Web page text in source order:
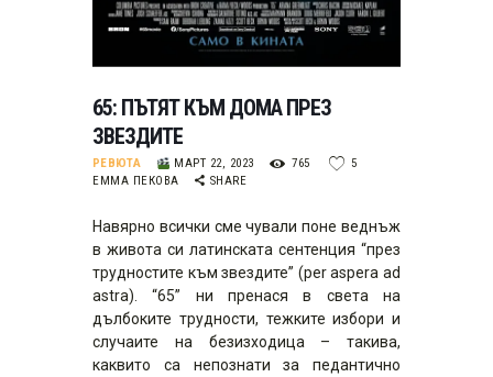
65: ПЪТЯТ КЪМ ДОМА ПРЕЗ
ЗВЕЗДИТЕ
РЕВЮТА МАРТ 22, 2023 765
5
ЕММА ПЕКОВА
SHARE
Навярно всички сме чували поне веднъж
в живота си латинската сентенция “през
трудностите към звездите” (per aspera ad
astra). “65” ни пренася в света на
дълбоките трудности, тежките избори и
случаите на безизходица – такива,
каквито са непознати за педантично